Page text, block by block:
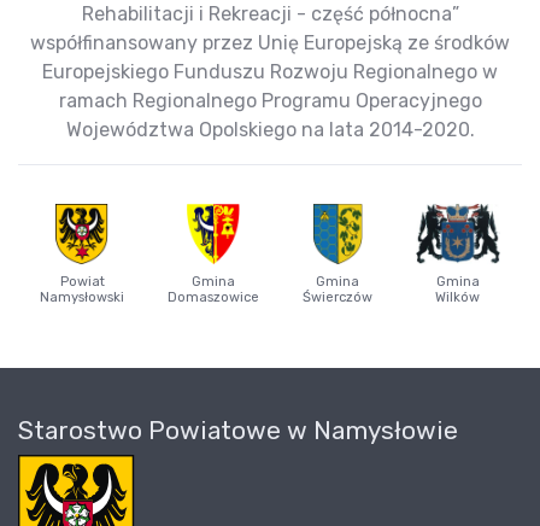
Rehabilitacji i Rekreacji - część północna”
współfinansowany przez Unię Europejską ze środków
Europejskiego Funduszu Rozwoju Regionalnego w
ramach Regionalnego Programu Operacyjnego
Województwa Opolskiego na lata 2014-2020.
Powiat
Namysłowski
Gmina
Domaszowice
Gmina
Świerczów
Gmina
Wilków
Starostwo Powiatowe w Namysłowie